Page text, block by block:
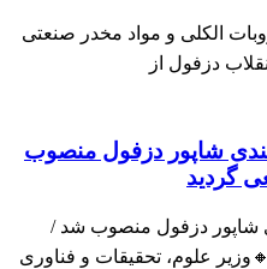
الکلی و مواد مخدر صنعتی
دزفول از
شاپور دزفول منصوب
دزفول منصوب شد /
علوم، تحقیقات و فناوری